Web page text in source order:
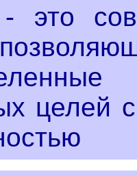
- это
целей